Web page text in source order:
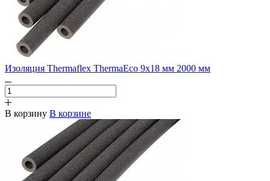
Изоляция Thermaflex ThermaEco 9х18 мм 2000 мм
В корзину В корзине